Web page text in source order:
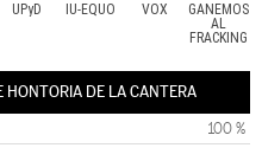
UPyD IU-EQUO VOX
GANEMOS
AL
FRACKING
HONTORIA DE LA CANTERA
100 %